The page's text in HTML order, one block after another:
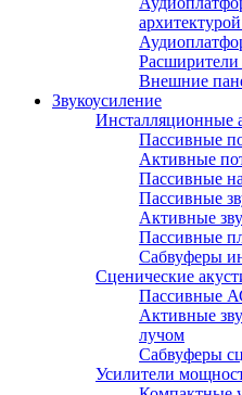
Расширители
Внешние
Звукоусиление
Инсталляционные
Пассивные
Активные
Пассивные
Пассивные
Активные
Пассивные
Сабвуферы
Сценические
Пассивные
Активные
лучом
Сабвуферы
Усилители